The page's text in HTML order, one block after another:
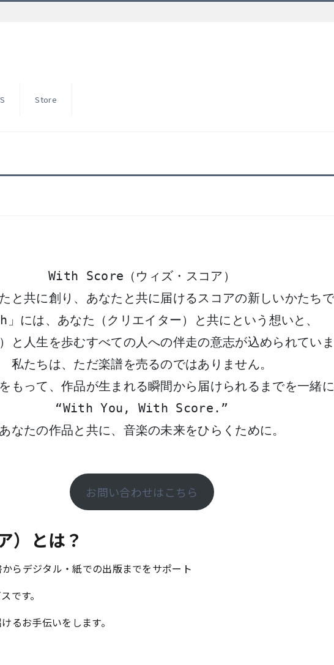
Store
With Score（ウィズ・スコア）
と共に創り、あなたと共に届けるスコアの新しいかたちで
」には、あなた（クリエイター）と共にという想いと、
と人生を歩むすべての人への伴走の意志が込められていま
私たちは、ただ楽譜を売るのではありません。
もって、作品が生まれる瞬間から届けられるまでを一緒に
“With You, With Score.”
あなたの作品と共に、音楽の未来をひらくために。
お問い合わせはこちら
）とは？
らデジタル・紙での出版までをサポート
です。
るお手伝いをします。